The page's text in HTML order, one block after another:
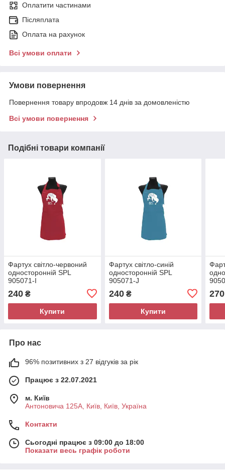
Оплатити частинами
Післяплата
Оплата на рахунок
Всі умови оплати
Умови повернення
Повернення товару впродовж 14 днів за домовленістю
Всі умови повернення
Подібні товари компанії
Фартух світло-червоний
односторонній SPL
905071-I
240 ₴
Купити
Фартух світло-синій
односторонній SPL
905071-J
240₴
Купити
270
Про нас
96% позитивних з 27 відгуків за рік
Працює з 22.07.2021
м. Київ
Антоновича 125А, Київ, Київ, Україна
Контакти
Сьогодні працює з 09:00 до 18:00
Показати весь графік роботи